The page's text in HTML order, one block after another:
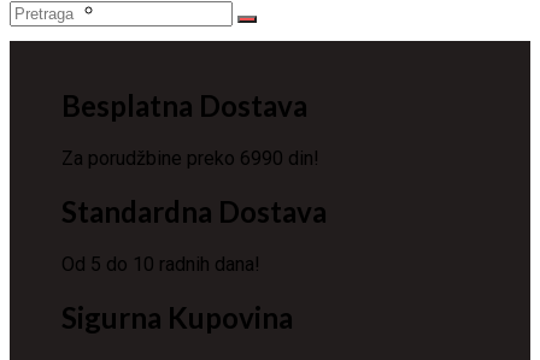
Besplatna Dostava
Za porudžbine preko 6990 din!
Standardna Dostava
Od 5 do 10 radnih dana!
Sigurna Kupovina